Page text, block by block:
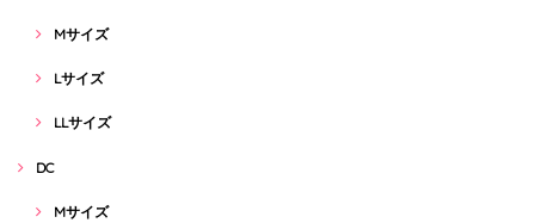
Mサイズ
Lサイズ
LLサイズ
DC
Mサイズ